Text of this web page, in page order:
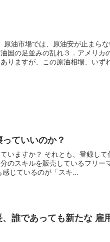
原油市場では、原油安が止まら
国の足並みの乱れ３．アメリカ
りますが、この原油相場、いず
ていいのか？
ていますか？ それとも、登録し
のスキルを販売しているフリー
じているのが「スキ...
、誰であっても新たな